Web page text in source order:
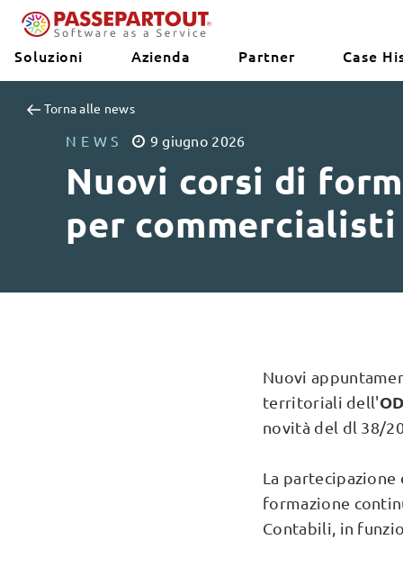
Soluzioni Azienda Partner Case
Torna alle news
NEWS 9 giugno 2026
Nuovi corsi di
per commercialisti
Nuovi
territoriali dell'
novità del dl 38/
La
formazione
Contabili, in